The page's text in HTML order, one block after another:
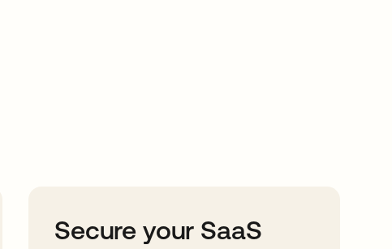
Secure your SaaS